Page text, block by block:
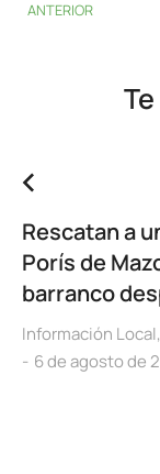
ANTERIOR
Rescatan a
Porís de
barranco
Información Local,
6 de agosto de